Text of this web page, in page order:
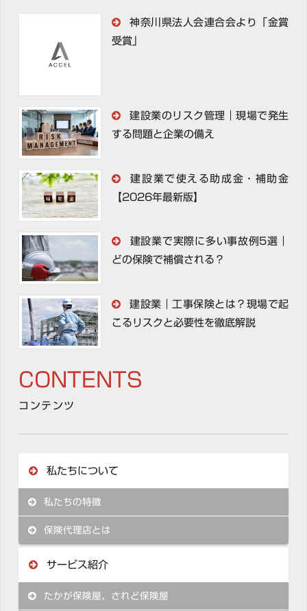
神奈川県法人会連合会より「金賞
受賞」
建設業のリスク管理｜現場で発生
する問題と企業の備え
建設業で使える助成金・補助金
【2026年最新版】
建設業で実際に多い事故例5選｜
どの保険で補償される？
建設業｜工事保険とは？現場で起
こるリスクと必要性を徹底解説
CONTENTS
コンテンツ
私たちについて
私たちの特徴
保険代理店とは
サービス紹介
たかが保険屋、されど保険屋